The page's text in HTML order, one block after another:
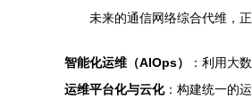
未来的通信网络综合代维，
智能化运维（AIOps）
：利用大
运维平台化与云化：构建统一的